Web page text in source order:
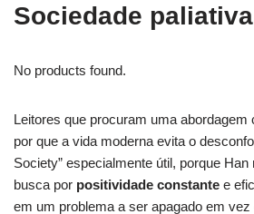
Sociedade
No products found.
Leitores que procuram uma
por que a vida moderna evita o
Society” especialmente útil, porque
busca por positividade constante e
em um problema a ser apagado em